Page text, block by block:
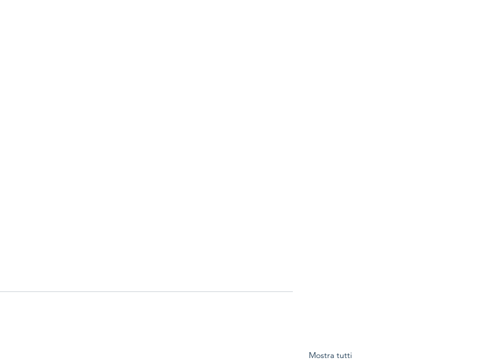
Mostra tutti